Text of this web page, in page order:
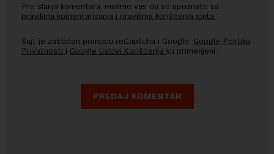
Pre slanja komentara, molimo vas da se upoznate sa
pravilima komentarisanja i pravilima korišćenja sajta.
Sajt je zaštićen pomocu reCaptcha i Google. Google Politika
Privatnosti i Google Uslovi Korišćenja su primenjeni.